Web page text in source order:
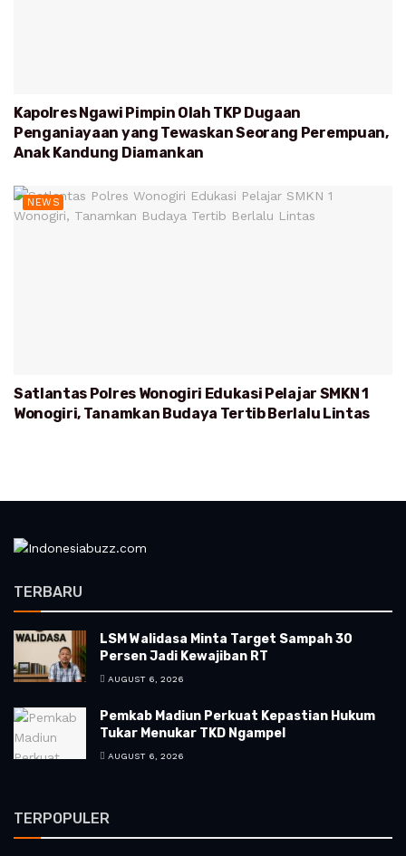
Kapolres Ngawi Pimpin Olah TKP Dugaan
Penganiayaan yang Tewaskan Seorang Perempuan,
Anak Kandung Diamankan
NEWS
Satlantas Polres Wonogiri Edukasi Pelajar SMKN 1
Wonogiri, Tanamkan Budaya Tertib Berlalu Lintas
TERBARU
LSM Walidasa Minta Target Sampah 30
Persen Jadi Kewajiban RT
AUGUST 6, 2026
Pemkab Madiun Perkuat Kepastian Hukum
Tukar Menukar TKD Ngampel
AUGUST 6, 2026
TERPOPULER